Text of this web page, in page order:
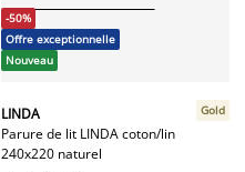
-50%
Offre exceptionnelle
Nouveau
LINDA
Parure de lit LINDA coton/lin
240x220 naturel
Gold